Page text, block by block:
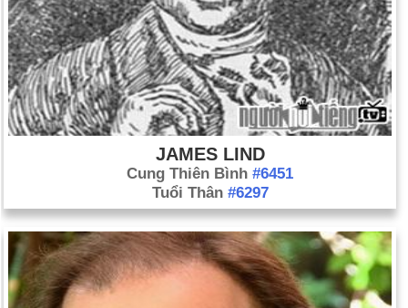
JAMES LIND
Cung Thiên Bình #6451
Tuổi Thân #6297